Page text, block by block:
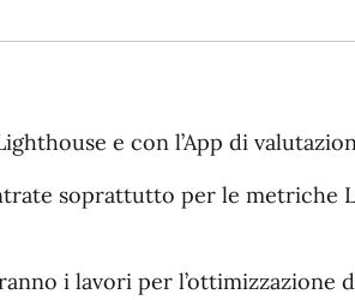
e con l’App di
soprattutto per le
i lavori per l’ottimizzazione